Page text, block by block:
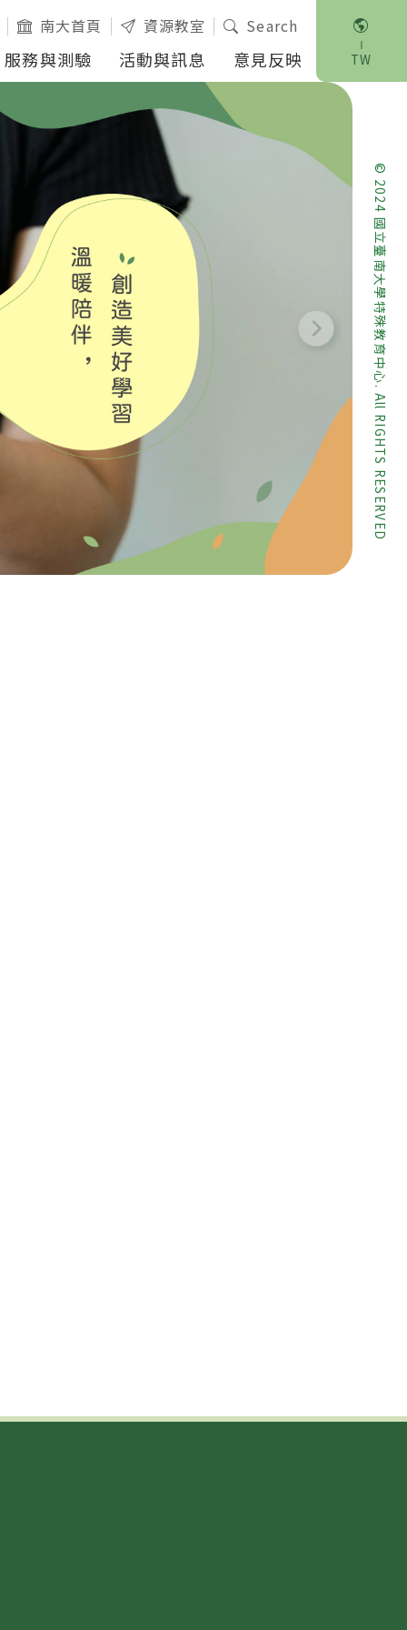
南大首頁 資源教室 Search
服務與測驗 活動與訊息 意見反映 英文版
TW
© 2024 國立臺南大學特殊教育中心. All RIGHTS RESERVED